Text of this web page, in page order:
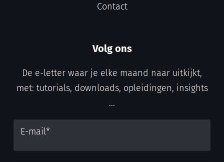
Contact
Volg ons
De e-letter waar je elke maand naar uitkijkt,
met: tutorials, downloads, opleidingen, insights
...
E-mail*